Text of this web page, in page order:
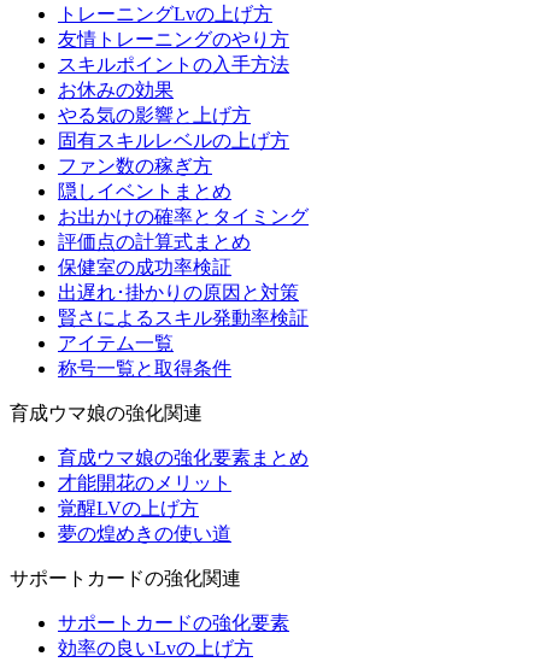
トレーニングLvの上げ方
友情トレーニングのやり方
スキルポイントの入手方法
お休みの効果
やる気の影響と上げ方
固有スキルレベルの上げ方
ファン数の稼ぎ方
隠しイベントまとめ
お出かけの確率とタイミング
評価点の計算式まとめ
保健室の成功率検証
出遅れ･掛かりの原因と対策
賢さによるスキル発動率検証
アイテム一覧
称号一覧と取得条件
育成ウマ娘の強化関連
育成ウマ娘の強化要素まとめ
才能開花のメリット
覚醒LVの上げ方
夢の煌めきの使い道
サポートカードの強化関連
サポートカードの強化要素
効率の良いLvの上げ方